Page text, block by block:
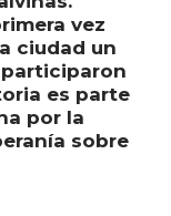
vez
ciudad un
participaron
es parte
por la
sobre